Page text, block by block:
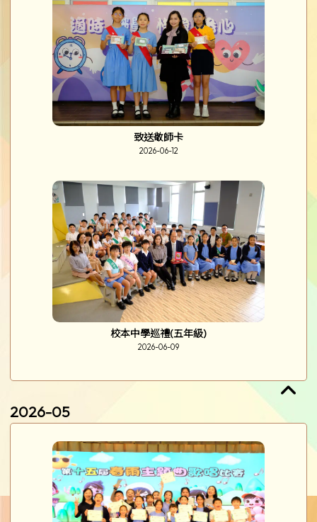
致送敬師卡
2026-06-12
校本中學巡禮(五年級)
2026-06-09
2026-05